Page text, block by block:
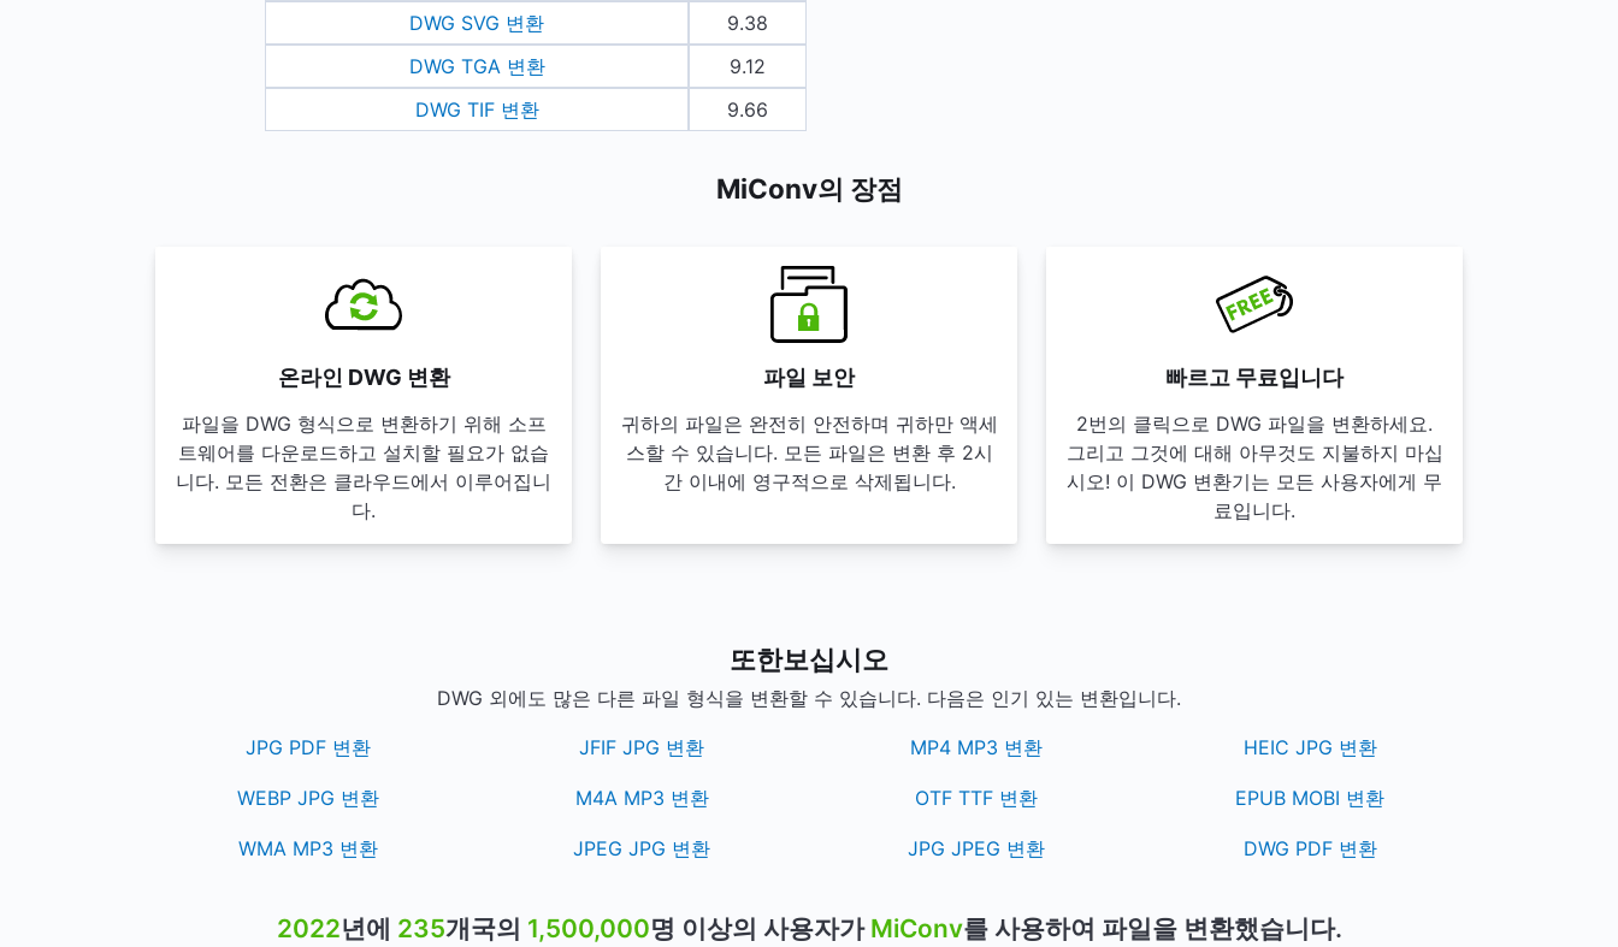
DWG SVG 변환
9.38
DWG TGA 변환
9.12
DWG TIF 변환
9.66
MiConv의 장점
온라인 DWG 변환
파일을 DWG 형식으로 변환하기 위해 소프
트웨어를 다운로드하고 설치할 필요가 없습
니다. 모든 전환은 클라우드에서 이루어집니
다.
파일 보안
귀하의 파일은 완전히 안전하며 귀하만 액세
스할 수 있습니다. 모든 파일은 변환 후 2시
간 이내에 영구적으로 삭제됩니다.
빠르고 무료입니다
2번의 클릭으로 DWG 파일을 변환하세요.
그리고 그것에 대해 아무것도 지불하지 마십
시오! 이 DWG 변환기는 모든 사용자에게 무
료입니다.
또한보십시오
DWG 외에도 많은 다른 파일 형식을 변환할 수 있습니다. 다음은 인기 있는 변환입니다.
JPG PDF 변환 JFIF JPG 변환 MP4 MP3 변환 HEIC JPG 변환
WEBP JPG 변환 M4A MP3 변환 OTF TTF 변환 EPUB MOBI 변환
WMA MP3 변환 JPEG JPG 변환 JPG JPEG 변환 DWG PDF 변환
2022년에 235개국의 1,500,000명 이상의 사용자가 MiConv를 사용하여 파일을 변환했습니다.